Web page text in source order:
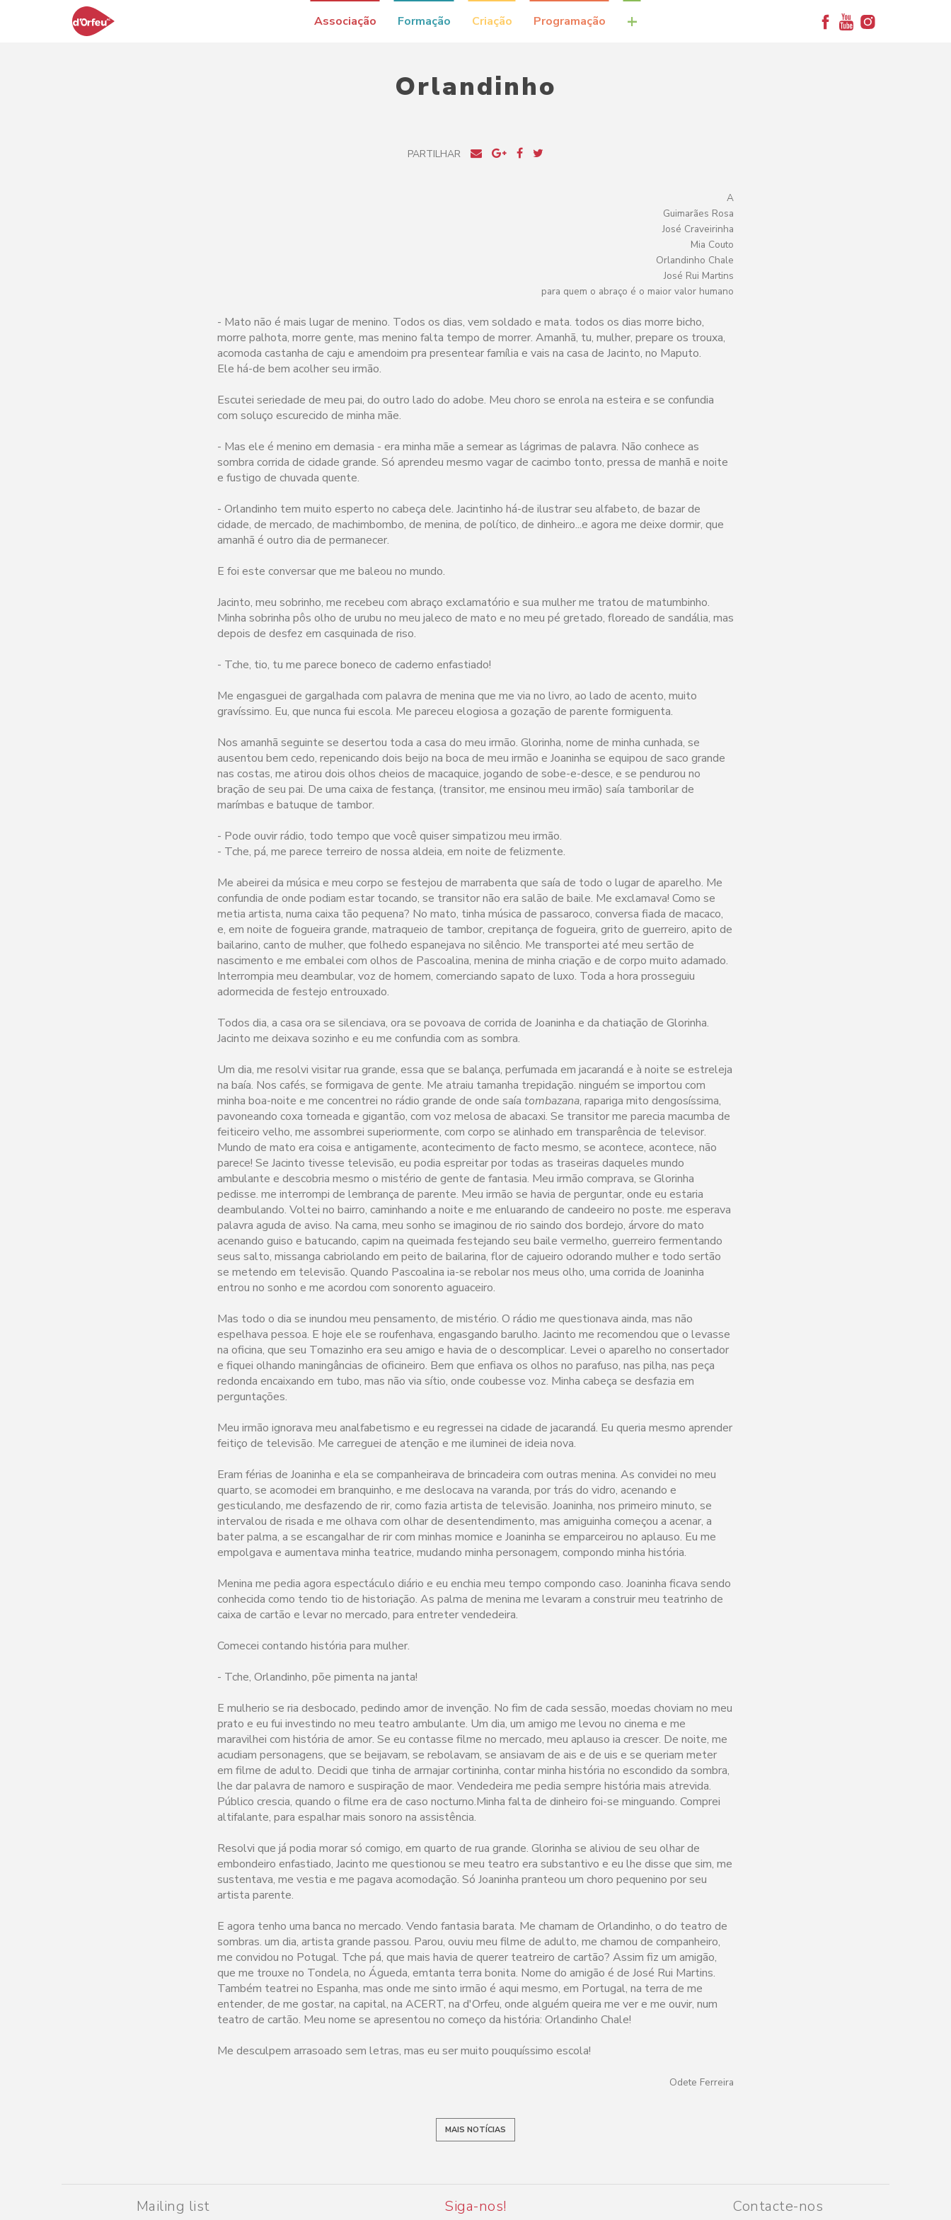
Associação Formação Criação Programação +
Orlandinho
PARTILHAR
A
Guimarães Rosa
José Craveirinha
Mia Couto
Orlandinho Chale
José Rui Martins
para quem o abraço é o maior valor humano
- Mato não é mais lugar de menino. Todos os dias, vem soldado e mata. todos os dias morre bicho,
morre palhota, morre gente, mas menino falta tempo de morrer. Amanhã, tu, mulher, prepare os trouxa,
acomoda castanha de caju e amendoim pra presentear família e vais na casa de Jacinto, no Maputo.
Ele há-de bem acolher seu irmão.
Escutei seriedade de meu pai, do outro lado do adobe. Meu choro se enrola na esteira e se confundia
com soluço escurecido de minha mãe.
- Mas ele é menino em demasia - era minha mãe a semear as lágrimas de palavra. Não conhece as
sombra corrida de cidade grande. Só aprendeu mesmo vagar de cacimbo tonto, pressa de manhã e noite
e fustigo de chuvada quente.
- Orlandinho tem muito esperto no cabeça dele. Jacintinho há-de ilustrar seu alfabeto, de bazar de
cidade, de mercado, de machimbombo, de menina, de político, de dinheiro...e agora me deixe dormir, que
amanhã é outro dia de permanecer.
E foi este conversar que me baleou no mundo.
Jacinto, meu sobrinho, me recebeu com abraço exclamatório e sua mulher me tratou de matumbinho.
Minha sobrinha pôs olho de urubu no meu jaleco de mato e no meu pé gretado, floreado de sandália, mas
depois de desfez em casquinada de riso.
- Tche, tio, tu me parece boneco de caderno enfastiado!
Me engasguei de gargalhada com palavra de menina que me via no livro, ao lado de acento, muito
gravíssimo. Eu, que nunca fui escola. Me pareceu elogiosa a gozação de parente formiguenta.
Nos amanhã seguinte se desertou toda a casa do meu irmão. Glorinha, nome de minha cunhada, se
ausentou bem cedo, repenicando dois beijo na boca de meu irmão e Joaninha se equipou de saco grande
nas costas, me atirou dois olhos cheios de macaquice, jogando de sobe-e-desce, e se pendurou no
bração de seu pai. De uma caixa de festança, (transitor, me ensinou meu irmão) saía tamborilar de
marímbas e batuque de tambor.
- Pode ouvir rádio, todo tempo que você quiser simpatizou meu irmão.
- Tche, pá, me parece terreiro de nossa aldeia, em noite de felizmente.
Me abeirei da música e meu corpo se festejou de marrabenta que saía de todo o lugar de aparelho. Me
confundia de onde podiam estar tocando, se transitor não era salão de baile. Me exclamava! Como se
metia artista, numa caixa tão pequena? No mato, tinha música de passaroco, conversa fiada de macaco,
e, em noite de fogueira grande, matraqueio de tambor, crepitança de fogueira, grito de guerreiro, apito de
bailarino, canto de mulher, que folhedo espanejava no silêncio. Me transportei até meu sertão de
nascimento e me embalei com olhos de Pascoalina, menina de minha criação e de corpo muito adamado.
Interrompia meu deambular, voz de homem, comerciando sapato de luxo. Toda a hora prosseguiu
adormecida de festejo entrouxado.
Todos dia, a casa ora se silenciava, ora se povoava de corrida de Joaninha e da chatiação de Glorinha.
Jacinto me deixava sozinho e eu me confundia com as sombra.
Um dia, me resolvi visitar rua grande, essa que se balança, perfumada em jacarandá e à noite se estreleja
na baía. Nos cafés, se formigava de gente. Me atraiu tamanha trepidação. ninguém se importou com
minha boa-noite e me concentrei no rádio grande de onde saía tombazana, rapariga mito dengosíssima,
pavoneando coxa torneada e gigantão, com voz melosa de abacaxi. Se transitor me parecia macumba de
feiticeiro velho, me assombrei superiormente, com corpo se alinhado em transparência de televisor.
Mundo de mato era coisa e antigamente, acontecimento de facto mesmo, se acontece, acontece, não
parece! Se Jacinto tivesse televisão, eu podia espreitar por todas as traseiras daqueles mundo
ambulante e descobria mesmo o mistério de gente de fantasia. Meu irmão comprava, se Glorinha
pedisse. me interrompi de lembrança de parente. Meu irmão se havia de perguntar, onde eu estaria
deambulando. Voltei no bairro, caminhando a noite e me enluarando de candeeiro no poste. me esperava
palavra aguda de aviso. Na cama, meu sonho se imaginou de rio saindo dos bordejo, árvore do mato
acenando guiso e batucando, capim na queimada festejando seu baile vermelho, guerreiro fermentando
seus salto, missanga cabriolando em peito de bailarina, flor de cajueiro odorando mulher e todo sertão
se metendo em televisão. Quando Pascoalina ia-se rebolar nos meus olho, uma corrida de Joaninha
entrou no sonho e me acordou com sonorento aguaceiro.
Mas todo o dia se inundou meu pensamento, de mistério. O rádio me questionava ainda, mas não
espelhava pessoa. E hoje ele se roufenhava, engasgando barulho. Jacinto me recomendou que o levasse
na oficina, que seu Tomazinho era seu amigo e havia de o descomplicar. Levei o aparelho no consertador
e fiquei olhando maningâncias de oficineiro. Bem que enfiava os olhos no parafuso, nas pilha, nas peça
redonda encaixando em tubo, mas não via sítio, onde coubesse voz. Minha cabeça se desfazia em
perguntações.
Meu irmão ignorava meu analfabetismo e eu regressei na cidade de jacarandá. Eu queria mesmo aprender
feitiço de televisão. Me carreguei de atenção e me iluminei de ideia nova.
Eram férias de Joaninha e ela se companheirava de brincadeira com outras menina. As convidei no meu
quarto, se acomodei em branquinho, e me deslocava na varanda, por trás do vidro, acenando e
gesticulando, me desfazendo de rir, como fazia artista de televisão. Joaninha, nos primeiro minuto, se
intervalou de risada e me olhava com olhar de desentendimento, mas amiguinha começou a acenar, a
bater palma, a se escangalhar de rir com minhas momice e Joaninha se emparceirou no aplauso. Eu me
empolgava e aumentava minha teatrice, mudando minha personagem, compondo minha história.
Menina me pedia agora espectáculo diário e eu enchia meu tempo compondo caso. Joaninha ficava sendo
conhecida como tendo tio de historiação. As palma de menina me levaram a construir meu teatrinho de
caixa de cartão e levar no mercado, para entreter vendedeira.
Comecei contando história para mulher.
- Tche, Orlandinho, põe pimenta na janta!
E mulherio se ria desbocado, pedindo amor de invenção. No fim de cada sessão, moedas choviam no meu
prato e eu fui investindo no meu teatro ambulante. Um dia, um amigo me levou no cinema e me
maravilhei com história de amor. Se eu contasse filme no mercado, meu aplauso ia crescer. De noite, me
acudiam personagens, que se beijavam, se rebolavam, se ansiavam de ais e de uis e se queriam meter
em filme de adulto. Decidi que tinha de arrnajar cortininha, contar minha história no escondido da sombra,
lhe dar palavra de namoro e suspiração de maor. Vendedeira me pedia sempre história mais atrevida.
Público crescia, quando o filme era de caso nocturno.Minha falta de dinheiro foi-se minguando. Comprei
altifalante, para espalhar mais sonoro na assistência.
Resolvi que já podia morar só comigo, em quarto de rua grande. Glorinha se aliviou de seu olhar de
embondeiro enfastiado, Jacinto me questionou se meu teatro era substantivo e eu lhe disse que sim, me
sustentava, me vestia e me pagava acomodação. Só Joaninha pranteou um choro pequenino por seu
artista parente.
E agora tenho uma banca no mercado. Vendo fantasia barata. Me chamam de Orlandinho, o do teatro de
sombras. um dia, artista grande passou. Parou, ouviu meu filme de adulto, me chamou de companheiro,
me convidou no Potugal. Tche pá, que mais havia de querer teatreiro de cartão? Assim fiz um amigão,
que me trouxe no Tondela, no Águeda, emtanta terra bonita. Nome do amigão é de José Rui Martins.
Também teatrei no Espanha, mas onde me sinto irmão é aqui mesmo, em Portugal, na terra de me
entender, de me gostar, na capital, na ACERT, na d'Orfeu, onde alguém queira me ver e me ouvir, num
teatro de cartão. Meu nome se apresentou no começo da história: Orlandinho Chale!
Me desculpem arrasoado sem letras, mas eu ser muito pouquíssimo escola!
Odete Ferreira
MAIS NOTÍCIAS
Mailing list Siga-nos! Contacte-nos